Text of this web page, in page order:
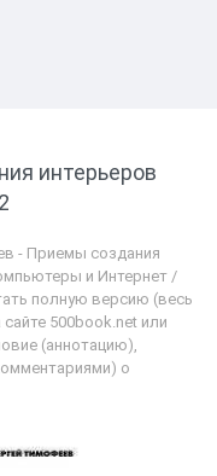
интерьеров
- Приемы создания
и Интернет /
полную версию (весь
500book.net или
(аннотацию),
о